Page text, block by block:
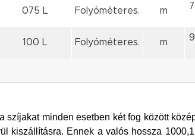
075 L Folyóméteres. m
100 L Folyóméteres. m
minden esetben két fog között
kiszállításra. Ennek a valós hossza